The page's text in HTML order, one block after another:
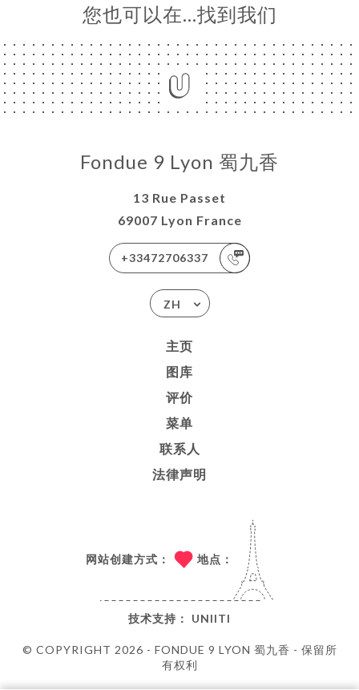
您也可以在…找到我们
Fondue 9 Lyon 蜀九香
13 Rue Passet
69007 Lyon France
+33472706337
ZH
主页
图库
评价
菜单
联系人
法律声明
© COPYRIGHT 2026 - FONDUE 9 LYON 蜀九香 - 保留所
有权利
网站创建方式： 地点：
技术支持： UNIITI